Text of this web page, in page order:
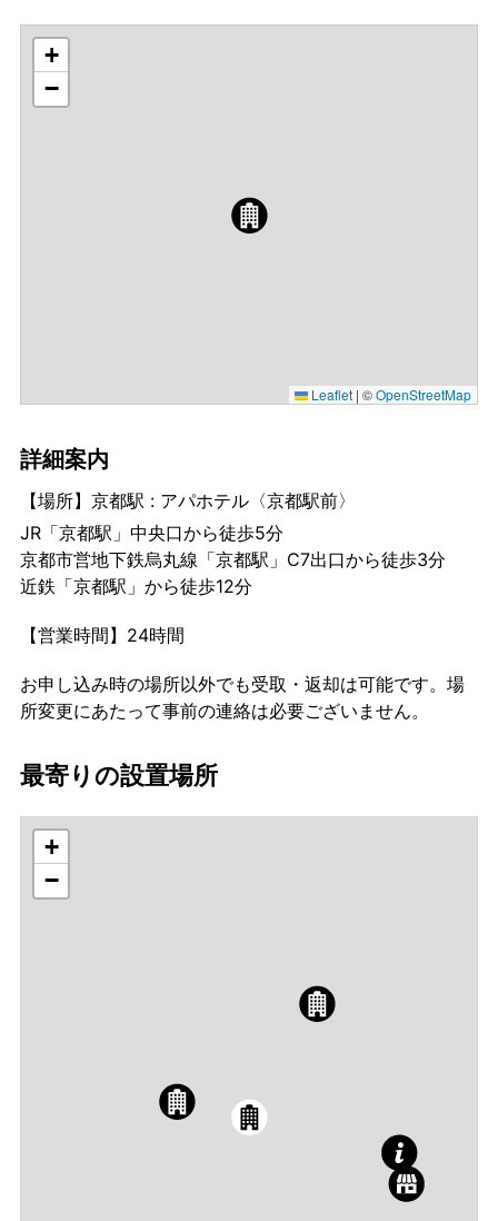
+
−
Leaflet | ©OpenStreetMap
詳細案内
【場所】京都駅 : アパホテル〈京都駅前〉
JR「京都駅」中央口から徒歩5分
京都市営地下鉄烏丸線「京都駅」C7出口から徒歩3分
近鉄「京都駅」から徒歩12分
【営業時間】24時間
お申し込み時の場所以外でも受取・返却は可能です。場
所変更にあたって事前の連絡は必要ございません。
最寄りの設置場所
+
−